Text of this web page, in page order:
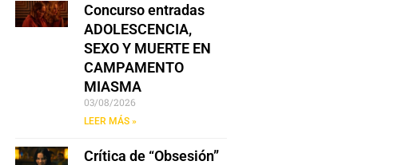
Concurso entradas
ADOLESCENCIA,
SEXO Y MUERTE EN
CAMPAMENTO
MIASMA
03/08/2026
LEER MÁS »
Crítica de “Obsesión”